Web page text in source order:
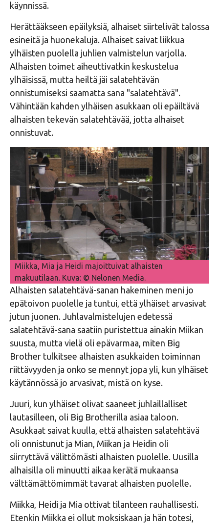
käynnissä.
Herättääkseen epäilyksiä, alhaiset siirtelivät talossa
esineitä ja huonekaluja. Alhaiset saivat liikkua
ylhäisten puolella juhlien valmistelun varjolla.
Alhaisten toimet aiheuttivatkin keskustelua
ylhäisissä, mutta heiltä jäi salatehtävän
onnistumiseksi saamatta sana "salatehtävä".
Vähintään kahden ylhäisen asukkaan oli epäiltävä
alhaisten tekevän salatehtävää, jotta alhaiset
onnistuvat.
Miikka, Mia ja Heidi majoittuivat alhaisten
makuutilaan. Kuva: © Nelonen Media.
Alhaisten salatehtävä-sanan hakeminen meni jo
epätoivon puolelle ja tuntui, että ylhäiset arvasivat
jutun juonen. Juhlavalmistelujen edetessä
salatehtävä-sana saatiin puristettua ainakin Miikan
suusta, mutta vielä oli epävarmaa, miten Big
Brother tulkitsee alhaisten asukkaiden toiminnan
riittävyyden ja onko se mennyt jopa yli, kun ylhäiset
käytännössä jo arvasivat, mistä on kyse.
Juuri, kun ylhäiset olivat saaneet juhlaillalliset
lautasilleen, oli Big Brotherilla asiaa taloon.
Asukkaat saivat kuulla, että alhaisten salatehtävä
oli onnistunut ja Mian, Miikan ja Heidin oli
siirryttävä välittömästi alhaisten puolelle. Uusilla
alhaisilla oli minuutti aikaa kerätä mukaansa
välttämättömimmät tavarat alhaisten puolelle.
Miikka, Heidi ja Mia ottivat tilanteen rauhallisesti.
Etenkin Miikka ei ollut moksiskaan ja hän totesi,